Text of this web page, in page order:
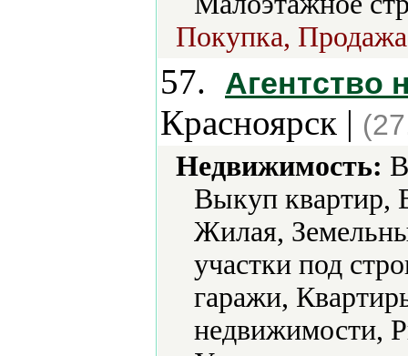
Покупка, Продажа
57. Агентство
Красноярск |
Недвижимость:
Выкуп квартир,
Жилая,
участки под
гаражи,
недвижимости,